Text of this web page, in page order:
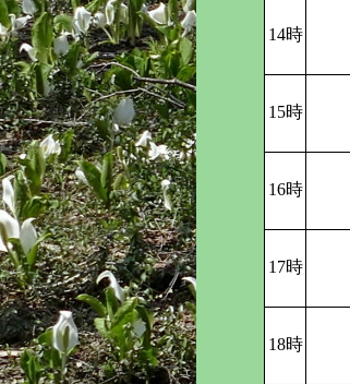
14時
15時
16時
17時
18時